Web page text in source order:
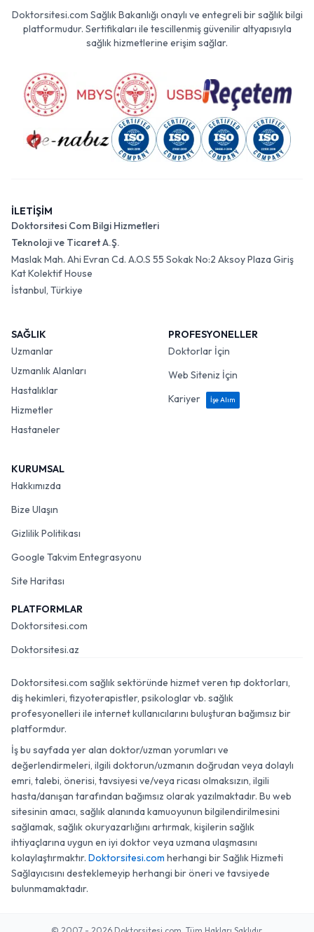
Doktorsitesi.com Sağlık Bakanlığı onaylı ve entegreli bir sağlık bilgi
platformudur. Sertifikaları ile tescillenmiş güvenilir altyapısıyla
sağlık hizmetlerine erişim sağlar.
İLETİŞİM
Doktorsitesi Com Bilgi Hizmetleri
Teknoloji ve Ticaret A.Ş.
Maslak Mah. Ahi Evran Cd. A.O.S 55 Sokak No:2 Aksoy Plaza Giriş
Kat Kolektif House
İstanbul, Türkiye
SAĞLIK
Uzmanlar
Uzmanlık Alanları
Hastalıklar
Hizmetler
Hastaneler
PROFESYONELLER
Doktorlar İçin
Web Siteniz İçin
Kariyer
İşe Alım
KURUMSAL
Hakkımızda
Bize Ulaşın
Gizlilik Politikası
Google Takvim Entegrasyonu
Site Haritası
PLATFORMLAR
Doktorsitesi.com
Doktorsitesi.az
Doktorsitesi.com sağlık sektöründe hizmet veren tıp doktorları,
diş hekimleri, fizyoterapistler, psikologlar vb. sağlık
profesyonelleri ile internet kullanıcılarını buluşturan bağımsız bir
platformdur.
İş bu sayfada yer alan doktor/uzman yorumları ve
değerlendirmeleri, ilgili doktorun/uzmanın doğrudan veya dolaylı
emri, talebi, önerisi, tavsiyesi ve/veya ricası olmaksızın, ilgili
hasta/danışan tarafından bağımsız olarak yazılmaktadır. Bu web
sitesinin amacı, sağlık alanında kamuoyunun bilgilendirilmesini
sağlamak, sağlık okuryazarlığını artırmak, kişilerin sağlık
ihtiyaçlarına uygun en iyi doktor veya uzmana ulaşmasını
kolaylaştırmaktır. Doktorsitesi.com herhangi bir Sağlık Hizmeti
Sağlayıcısını desteklemeyip herhangi bir öneri ve tavsiyede
bulunmamaktadır.